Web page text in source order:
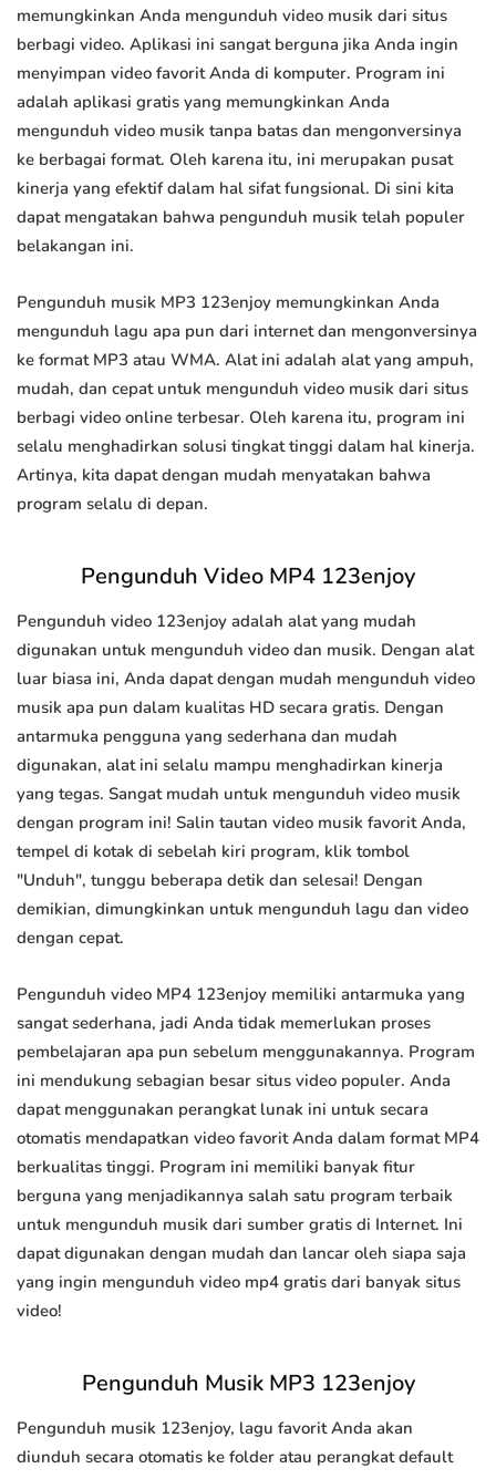
memungkinkan Anda mengunduh video musik dari situs
berbagi video. Aplikasi ini sangat berguna jika Anda ingin
menyimpan video favorit Anda di komputer. Program ini
adalah aplikasi gratis yang memungkinkan Anda
mengunduh video musik tanpa batas dan mengonversinya
ke berbagai format. Oleh karena itu, ini merupakan pusat
kinerja yang efektif dalam hal sifat fungsional. Di sini kita
dapat mengatakan bahwa pengunduh musik telah populer
belakangan ini.
Pengunduh musik MP3 123enjoy memungkinkan Anda
mengunduh lagu apa pun dari internet dan mengonversinya
ke format MP3 atau WMA. Alat ini adalah alat yang ampuh,
mudah, dan cepat untuk mengunduh video musik dari situs
berbagi video online terbesar. Oleh karena itu, program ini
selalu menghadirkan solusi tingkat tinggi dalam hal kinerja.
Artinya, kita dapat dengan mudah menyatakan bahwa
program selalu di depan.
Pengunduh Video MP4 123enjoy
Pengunduh video 123enjoy adalah alat yang mudah
digunakan untuk mengunduh video dan musik. Dengan alat
luar biasa ini, Anda dapat dengan mudah mengunduh video
musik apa pun dalam kualitas HD secara gratis. Dengan
antarmuka pengguna yang sederhana dan mudah
digunakan, alat ini selalu mampu menghadirkan kinerja
yang tegas. Sangat mudah untuk mengunduh video musik
dengan program ini! Salin tautan video musik favorit Anda,
tempel di kotak di sebelah kiri program, klik tombol
"Unduh", tunggu beberapa detik dan selesai! Dengan
demikian, dimungkinkan untuk mengunduh lagu dan video
dengan cepat.
Pengunduh video MP4 123enjoy memiliki antarmuka yang
sangat sederhana, jadi Anda tidak memerlukan proses
pembelajaran apa pun sebelum menggunakannya. Program
ini mendukung sebagian besar situs video populer. Anda
dapat menggunakan perangkat lunak ini untuk secara
otomatis mendapatkan video favorit Anda dalam format MP4
berkualitas tinggi. Program ini memiliki banyak fitur
berguna yang menjadikannya salah satu program terbaik
untuk mengunduh musik dari sumber gratis di Internet. Ini
dapat digunakan dengan mudah dan lancar oleh siapa saja
yang ingin mengunduh video mp4 gratis dari banyak situs
video!
Pengunduh Musik MP3 123enjoy
Pengunduh musik 123enjoy, lagu favorit Anda akan
diunduh secara otomatis ke folder atau perangkat default